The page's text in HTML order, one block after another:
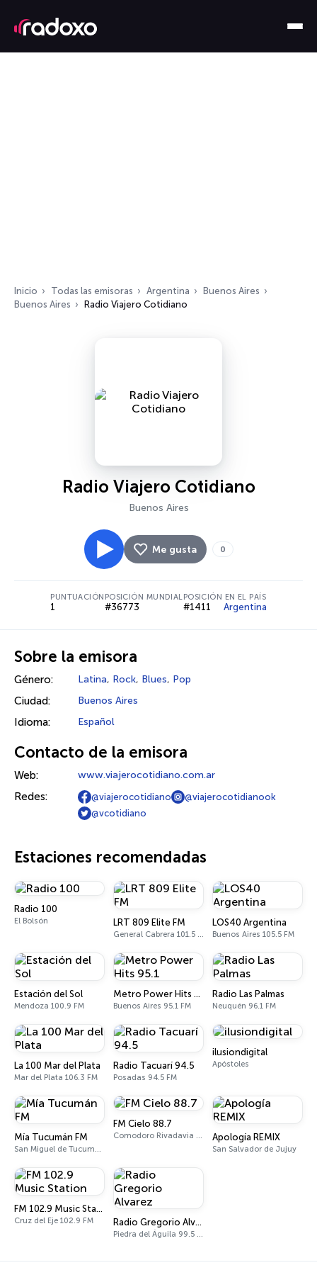
Inicio Todas las emisoras Argentina
Buenos Aires
Buenos Aires
Radio Viajero Cotidiano
Radio Viajero Cotidiano
Buenos Aires
Me gusta 0
PUNTUACIÓN
1
POSICIÓN MUNDIAL
#36773
POSICIÓN EN EL PAÍS
#1411 Argentina
Sobre la emisora
Género: Latina, Rock, Blues, Pop
Ciudad: Buenos Aires
Idioma: Español
Contacto de la emisora
Web: www.viajerocotidiano.com.ar
Redes: @viajerocotidiano
@viajerocotidianook
@vcotidiano
Estaciones recomendadas
Radio 100
El Bolsón LRT 809 Elite FM
General Cabrera 101.5 FM
LOS40 Argentina
Buenos Aires 105.5 FM
Estación del Sol
Mendoza 100.9 FM
Metro Power Hits 95.1
Buenos Aires 95.1 FM
Radio Las Palmas
Neuquén 96.1 FM
La 100 Mar del Plata
Mar del Plata 106.3 FM
Radio Tacuarí 94.5
Posadas 94.5 FM
ilusiondigital
Apóstoles
Mía Tucumán FM
San Miguel de Tucumán 101.1 FM
FM Cielo 88.7
Comodoro Rivadavia 88.7 FM Apología REMIX
San Salvador de Jujuy
FM 102.9 Music Station
Cruz del Eje 102.9 FM Radio Gregorio Alvarez
Piedra del Águila 99.5 FM